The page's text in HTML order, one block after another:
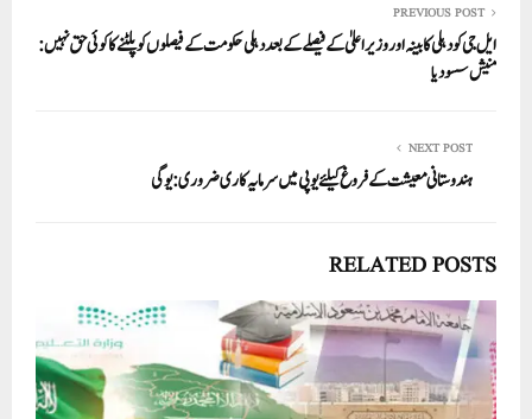
PREVIOUS POST
ایل جی کو دہلی کابینہ اور وزیر اعلیٰ کے فیصلے کے بعد دہلی حکومت کے فیصلوں کو پلٹنے کا کوئی حق نہیں:
منیش سسودیا
NEXT POST
ہندوستانی معیشت کے فروغ کیلئے یوپی میں سرمایہ کاری ضروری:یوگی
RELATED POSTS